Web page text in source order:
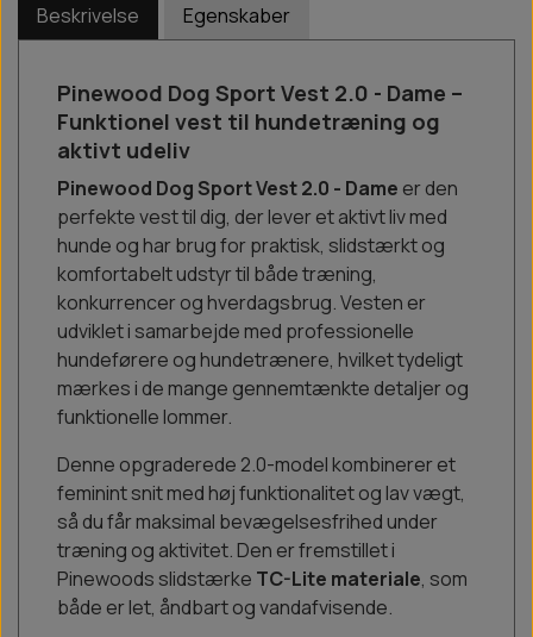
Beskrivelse Egenskaber
Pinewood Dog Sport Vest 2.0 - Dame –
Funktionel vest til hundetræning og
aktivt udeliv
Pinewood Dog Sport Vest 2.0 - Dame er den
perfekte vest til dig, der lever et aktivt liv med
hunde og har brug for praktisk, slidstærkt og
komfortabelt udstyr til både træning,
konkurrencer og hverdagsbrug. Vesten er
udviklet i samarbejde med professionelle
hundeførere og hundetrænere, hvilket tydeligt
mærkes i de mange gennemtænkte detaljer og
funktionelle lommer.
Denne opgraderede 2.0-model kombinerer et
feminint snit med høj funktionalitet og lav vægt,
så du får maksimal bevægelsesfrihed under
træning og aktivitet. Den er fremstillet i
Pinewoods slidstærke TC-Lite materiale, som
både er let, åndbart og vandafvisende.